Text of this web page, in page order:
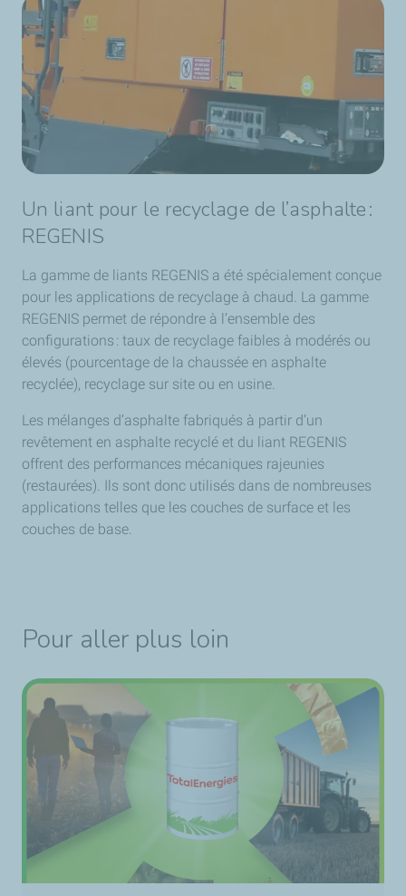
Un liant pour le recyclage de l’asphalte :
REGENIS
La gamme de liants REGENIS a été spécialement conçue
pour les applications de recyclage à chaud. La gamme
REGENIS permet de répondre à l’ensemble des
configurations : taux de recyclage faibles à modérés ou
élevés (pourcentage de la chaussée en asphalte
recyclée), recyclage sur site ou en usine.
Les mélanges d’asphalte fabriqués à partir d’un
revêtement en asphalte recyclé et du liant REGENIS
offrent des performances mécaniques rajeunies
(restaurées). Ils sont donc utilisés dans de nombreuses
applications telles que les couches de surface et les
couches de base.
Pour aller plus loin